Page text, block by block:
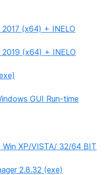
(x64) + INELO
(x64) + INELO
GUI Run-time
Win XP/VISTA/ 32/64 BIT
2.8.32 (exe)